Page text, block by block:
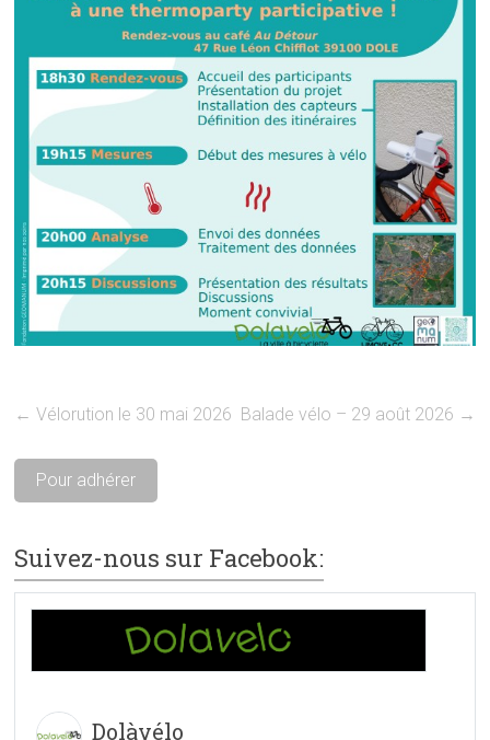
← Vélorution le 30 mai 2026 Balade vélo – 29 août 2026 →
Pour adhérer
Suivez-nous sur Facebook:
Dolàvélo